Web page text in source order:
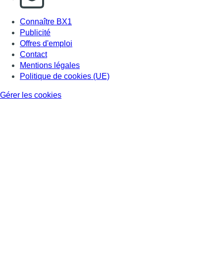
Connaître BX1
Publicité
Offres d'emploi
Contact
Mentions légales
Politique de cookies (UE)
Gérer les cookies